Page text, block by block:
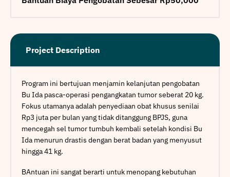
Project Description
Program ini bertujuan menjamin kelanjutan pengobatan
Bu Ida pasca-operasi pengangkatan tumor seberat 20 kg.
Fokus utamanya adalah penyediaan obat khusus senilai
Rp3 juta per bulan yang tidak ditanggung BPJS, guna
mencegah sel tumor tumbuh kembali setelah kondisi Bu
Ida menurun drastis dengan berat badan yang menyusut
hingga 41 kg.
BAntuan ini sangat berarti untuk menopang kebutuhan